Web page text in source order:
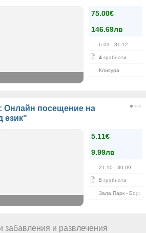
75.00€
146.69лв
6.03 - 31.12
4 грабнати
Клисура
Онлайн посещение на
език"
5.11€
9.99лв
21.10 - 30.09
5 грабнати
Зала Парк -
и развлечения